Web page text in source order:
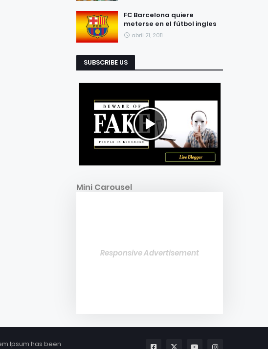
FC Barcelona quiere
meterse en el fútbol ingles
abril 21, 2011
SUBSCRIBE US
Mini Carousel
Responsive Advertisement
Ipsum has been